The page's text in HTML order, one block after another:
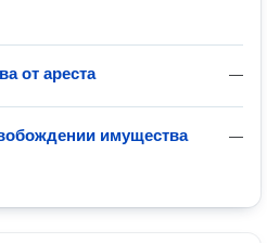
—
от ареста
—
имущества